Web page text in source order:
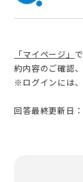
「マイページ」
約内容のご確認
※ログインには、
回答最終更新日